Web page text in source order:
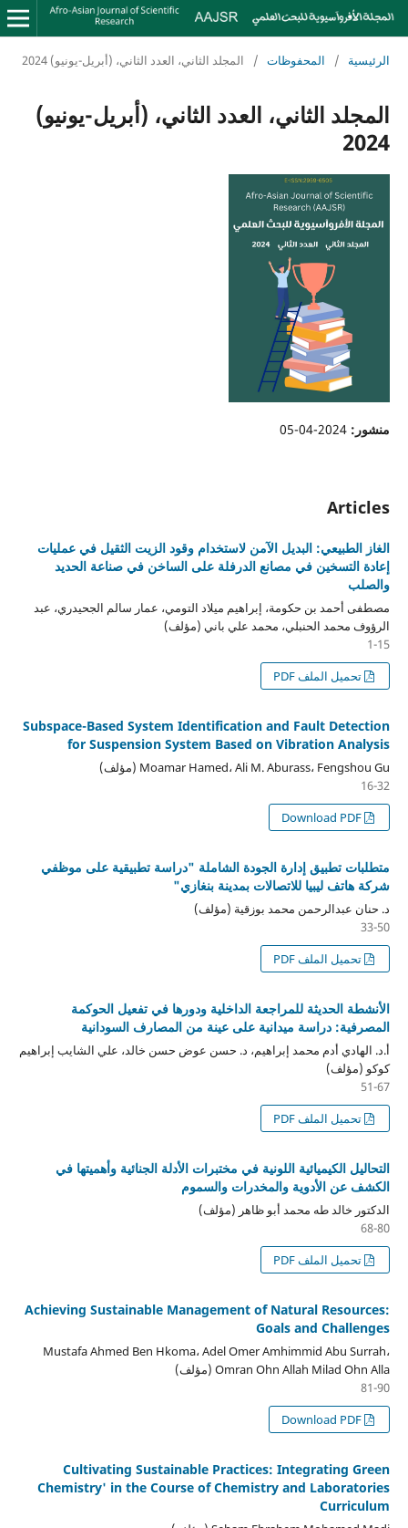
الرئيسية / المحفوظات / المجلد الثاني، العدد الثاني، (أبريل-يونيو) 2024
المجلد الثاني، العدد الثاني، (أبريل-يونيو)
2024
منشور: 2024-04-05
Articles
الغاز الطبيعي: البديل الآمن لاستخدام وقود الزيت الثقيل في عمليات
إعادة التسخين في مصانع الدرفلة على الساخن في صناعة الحديد
والصلب
مصطفى أحمد بن حكومة، إبراهيم ميلاد التومي، عمار سالم الجحيدري، عبد
الرؤوف محمد الحنبلي، محمد علي باني (مؤلف)
1-15
تحميل الملف PDF
Subspace-Based System Identification and Fault Detection
for Suspension System Based on Vibration Analysis
Moamar Hamed، Ali M. Aburass، Fengshou Gu (مؤلف)
16-32
Download PDF
متطلبات تطبيق إدارة الجودة الشاملة "دراسة تطبيقية على موظفي
شركة هاتف ليبيا للاتصالات بمدينة بنغازي"
د. حنان عبدالرحمن محمد بوزقية (مؤلف)
33-50
تحميل الملف PDF
الأنشطة الحديثة للمراجعة الداخلية ودورها في تفعيل الحوكمة
المصرفية: دراسة ميدانية على عينة من المصارف السودانية
أ.د. الهادي أدم محمد إبراهيم، د. حسن عوض حسن خالد، علي الشايب إبراهيم
كوكو (مؤلف)
51-67
تحميل الملف PDF
التحاليل الكيميائية اللونية في مختبرات الأدلة الجنائية وأهميتها في
الكشف عن الأدوية والمخدرات والسموم
الدكتور خالد طه محمد أبو ظاهر (مؤلف)
68-80
تحميل الملف PDF
Achieving Sustainable Management of Natural Resources:
Goals and Challenges
Mustafa Ahmed Ben Hkoma، Adel Omer Amhimmid Abu Surrah،
Omran Ohn Allah Milad Ohn Alla (مؤلف)
81-90
Download PDF
Cultivating Sustainable Practices: Integrating Green
Chemistry' in the Course of Chemistry and Laboratories
Curriculum